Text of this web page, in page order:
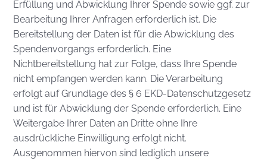
Erfüllung und Abwicklung Ihrer Spende sowie ggf. zur
Bearbeitung Ihrer Anfragen erforderlich ist. Die
Bereitstellung der Daten ist für die Abwicklung des
Spendenvorgangs erforderlich. Eine
Nichtbereitstellung hat zur Folge, dass Ihre Spende
nicht empfangen werden kann. Die Verarbeitung
erfolgt auf Grundlage des § 6 EKD-Datenschutzgesetz
und ist für Abwicklung der Spende erforderlich. Eine
Weitergabe Ihrer Daten an Dritte ohne Ihre
ausdrückliche Einwilligung erfolgt nicht.
Ausgenommen hiervon sind lediglich unsere